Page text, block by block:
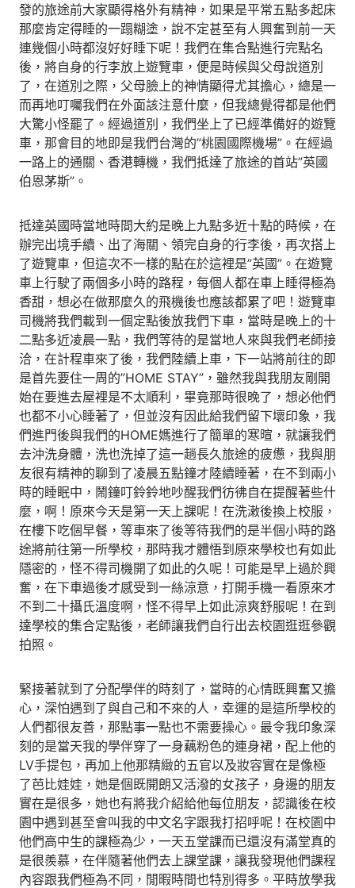
發的旅途前大家顯得格外有精神，如果是平常五點多起床
那麼肯定得睡的一蹋糊塗，說不定甚至有人興奮到前一天
連幾個小時都沒好好睡下呢！我們在集合點進行完點名
後，將自身的行李放上遊覽車，便是時候與父母說道別
了，在道別之際，父母臉上的神情顯得尤其擔心，總是一
而再地叮囑我們在外面該注意什麼，但我總覺得都是他們
大驚小怪罷了。經過道別，我們坐上了已經準備好的遊覽
車，那會目的地即是我們台灣的”桃園國際機場”。在經過
一路上的通關、香港轉機，我們抵達了旅途的首站”英國
伯恩茅斯”。
抵達英國時當地時間大約是晚上九點多近十點的時候，在
辦完出境手續、出了海關、領完自身的行李後，再次搭上
了遊覽車，但這次不一樣的點在於這裡是”英國”。在遊覽
車上行駛了兩個多小時的路程，每個人都在車上睡得極為
香甜，想必在做那麼久的飛機後也應該都累了吧！遊覽車
司機將我們載到一個定點後放我們下車，當時是晚上的十
二點多近凌晨一點，我們等待的是當地人來與我們老師接
洽，在計程車來了後，我們陸續上車，下一站將前往的即
是首先要住一周的”HOME STAY”，雖然我與我朋友剛開
始在要進去屋裡是不太順利，畢竟那時很晚了，想必他們
也都不小心睡著了，但並沒有因此給我們留下壞印象，我
們進門後與我們的HOME媽進行了簡單的寒暄，就讓我們
去沖洗身體，洗也洗掉了這一趟長久旅途的疲憊，我與朋
友很有精神的聊到了凌晨五點鐘才陸續睡著，在不到兩小
時的睡眠中，鬧鐘叮鈴鈴地吵醒我們彷彿自在提醒著些什
麼，啊！原來今天是第一天上課呢！在洗潄後換上校服，
在樓下吃個早餐，等車來了後等待我們的是半個小時的路
途將前往第一所學校，那時我才體悟到原來學校也有如此
隱密的，怪不得司機開了如此的久呢！可能是早上過於興
奮，在下車過後才感受到一絲涼意，打開手機一看原來才
不到二十攝氏溫度啊，怪不得早上如此涼爽舒服呢！在到
達學校的集合定點後，老師讓我們自行出去校園逛逛參觀
拍照。
緊接著就到了分配學伴的時刻了，當時的心情既興奮又擔
心，深怕遇到了與自己和不來的人，幸運的是這所學校的
人們都很友善，那點事一點也不需要操心。最令我印象深
刻的是當天我的學伴穿了一身藕粉色的連身裙，配上他的
LV手提包，再加上他那精緻的五官以及妝容實在是像極
了芭比娃娃，她是個既開朗又活潑的女孩子，身邊的朋友
實在是很多，她也有將我介紹給他每位朋友，認識後在校
園中遇到甚至會叫我的中文名字跟我打招呼呢！在校園中
他們高中生的課極為少，一天五堂課而已還沒有滿堂真的
是很羨慕，在伴隨著他們去上課堂課，讓我發現他們課程
內容跟我們極為不同，閒暇時間也特別得多。平時放學我